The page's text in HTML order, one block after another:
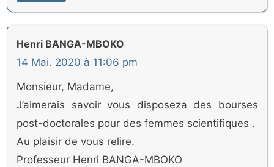
Henri BANGA-MBOKO
14 Mai. 2020 à 11:06 pm
Monsieur, Madame,
J’aimerais savoir vous disposeza des bourses
post-doctorales pour des femmes scientifiques .
Au plaisir de vous relire.
Professeur Henri BANGA-MBOKO